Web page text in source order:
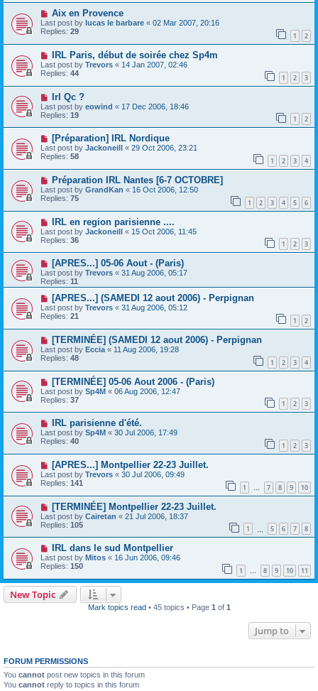
Aix en Provence
Last post by lucas le barbare « 02 Mar 2007, 20:16
Replies: 29 1 2
IRL Paris, début de soirée chez Sp4m
Last post by Trevors « 14 Jan 2007, 02:46
Replies: 44 1 2 3
Irl Qc ?
Last post by eowind « 17 Dec 2006, 18:46
Replies: 19 1 2
[Préparation] IRL Nordique
Last post by Jackoneill « 29 Oct 2006, 23:21
Replies: 58 1 2 3 4
Préparation IRL Nantes [6-7 OCTOBRE]
Last post by GrandKan « 16 Oct 2006, 12:50
Replies: 75 1 2 3 4 5 6
IRL en region parisienne ....
Last post by Jackoneill « 15 Oct 2006, 11:45
Replies: 36 1 2 3
[APRES...] 05-06 Aout - (Paris)
Last post by Trevors « 31 Aug 2006, 05:17
Replies: 11
[APRES...] (SAMEDI 12 aout 2006) - Perpignan
Last post by Trevors « 31 Aug 2006, 05:12
Replies: 21 1 2
[TERMINÉE] (SAMEDI 12 aout 2006) - Perpignan
Last post by Eccia « 11 Aug 2006, 19:28
Replies: 48 1 2 3 4
[TERMINÉE] 05-06 Aout 2006 - (Paris)
Last post by Sp4M « 06 Aug 2006, 12:47
Replies: 37 1 2 3
IRL parisienne d'été.
Last post by Sp4M « 30 Jul 2006, 17:49
Replies: 40 1 2 3
[APRES...] Montpellier 22-23 Juillet.
Last post by Trevors « 30 Jul 2006, 09:49
Replies: 141 1 7 8 9 10
[TERMINÉE] Montpellier 22-23 Juillet.
Last post by Cairetan « 21 Jul 2006, 18:37
Replies: 105 1 5 6 7 8
IRL dans le sud Montpellier
Last post by Mitos « 16 Jun 2006, 09:46
Replies: 150 1 … 8 9 10 11
New Topic
Mark topics read• 45 topics • Page 1 of 1
Jump to
FORUM PERMISSIONS
You cannot post new topics in this forum
You cannot reply to topics in this forum